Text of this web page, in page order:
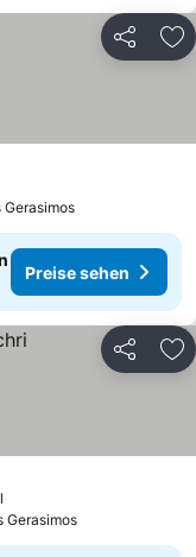
Teilen
Gerasimos
Preise sehen
Teilen
Gerasimos